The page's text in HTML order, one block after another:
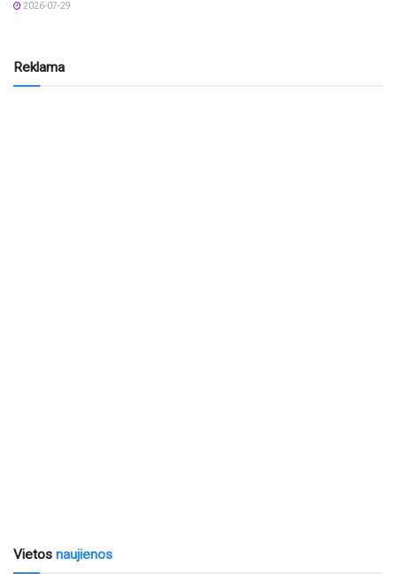
2026-07-29
Reklama
Vietos naujienos